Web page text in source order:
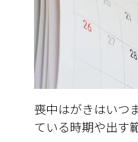
喪中はがきはいつ
ている時期や出す